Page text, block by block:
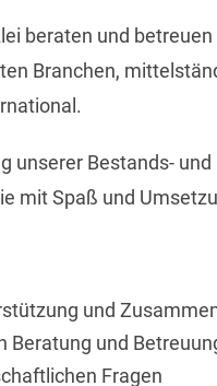
beraten und
Branchen,
unserer Bestands-
mit Spaß und
und
Beratung und
Fragen